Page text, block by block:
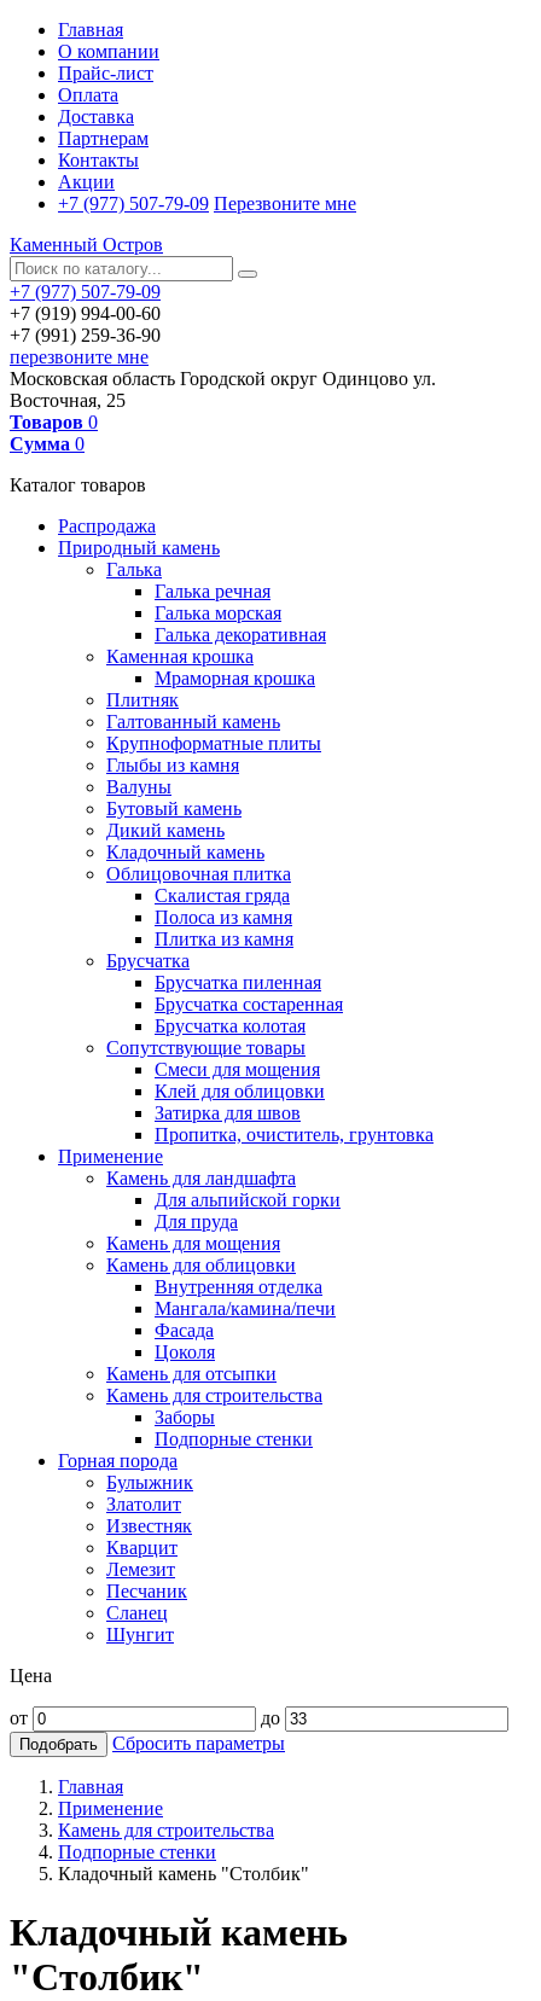
Главная
О компании
Прайс-лист
Оплата
Доставка
Партнерам
Контакты
Акции
+7 (977) 507-79-09 Перезвоните мне
Каменный Остров
+7 (977) 507-79-09
+7 (919) 994-00-60
+7 (991) 259-36-90
перезвоните мне
Московская область Городской округ Одинцово ул.
Восточная, 25
Товаров 0
Сумма 0
Каталог товаров
Распродажа
Природный камень
Галька
Галька речная
Галька морская
Галька декоративная
Каменная крошка
Мраморная крошка
Плитняк
Галтованный камень
Крупноформатные плиты
Глыбы из камня
Валуны
Бутовый камень
Дикий камень
Кладочный камень
Облицовочная плитка
Скалистая гряда
Полоса из камня
Плитка из камня
Брусчатка
Брусчатка пиленная
Брусчатка состаренная
Брусчатка колотая
Сопутствующие товары
Смеси для мощения
Клей для облицовки
Затирка для швов
Пропитка, очиститель, грунтовка
Применение
Камень для ландшафта
Для альпийской горки
Для пруда
Камень для мощения
Камень для облицовки
Внутренняя отделка
Мангала/камина/печи
Фасада
Цоколя
Камень для отсыпки
Камень для строительства
Заборы
Подпорные стенки
Горная порода
Булыжник
Златолит
Известняк
Кварцит
Лемезит
Песчаник
Сланец
Шунгит
Цена
от до
Подобрать Сбросить параметры
Главная
Применение
Камень для строительства
Подпорные стенки
Кладочный камень "Столбик"
Кладочный камень
"Столбик"